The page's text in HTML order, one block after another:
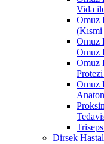
Vida
Omuz
Omuz
Omuz
Omuz
Omuz
Dirsek